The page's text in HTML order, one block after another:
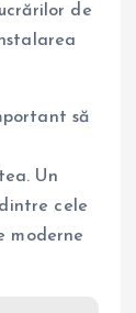
de
să
Un
cele
moderne